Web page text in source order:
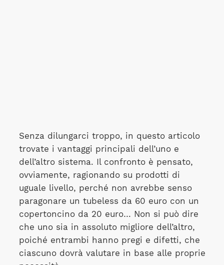
Senza dilungarci troppo, in questo articolo
trovate i vantaggi principali dell’uno e
dell’altro sistema. Il confronto è pensato,
ovviamente, ragionando su prodotti di
uguale livello, perché non avrebbe senso
paragonare un tubeless da 60 euro con un
copertoncino da 20 euro… Non si può dire
che uno sia in assoluto migliore dell’altro,
poiché entrambi hanno pregi e difetti, che
ciascuno dovrà valutare in base alle proprie